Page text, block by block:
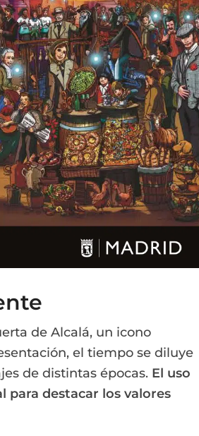
de Alcalá, un icono
el tiempo se diluye
de distintas épocas. El uso
para destacar los valores